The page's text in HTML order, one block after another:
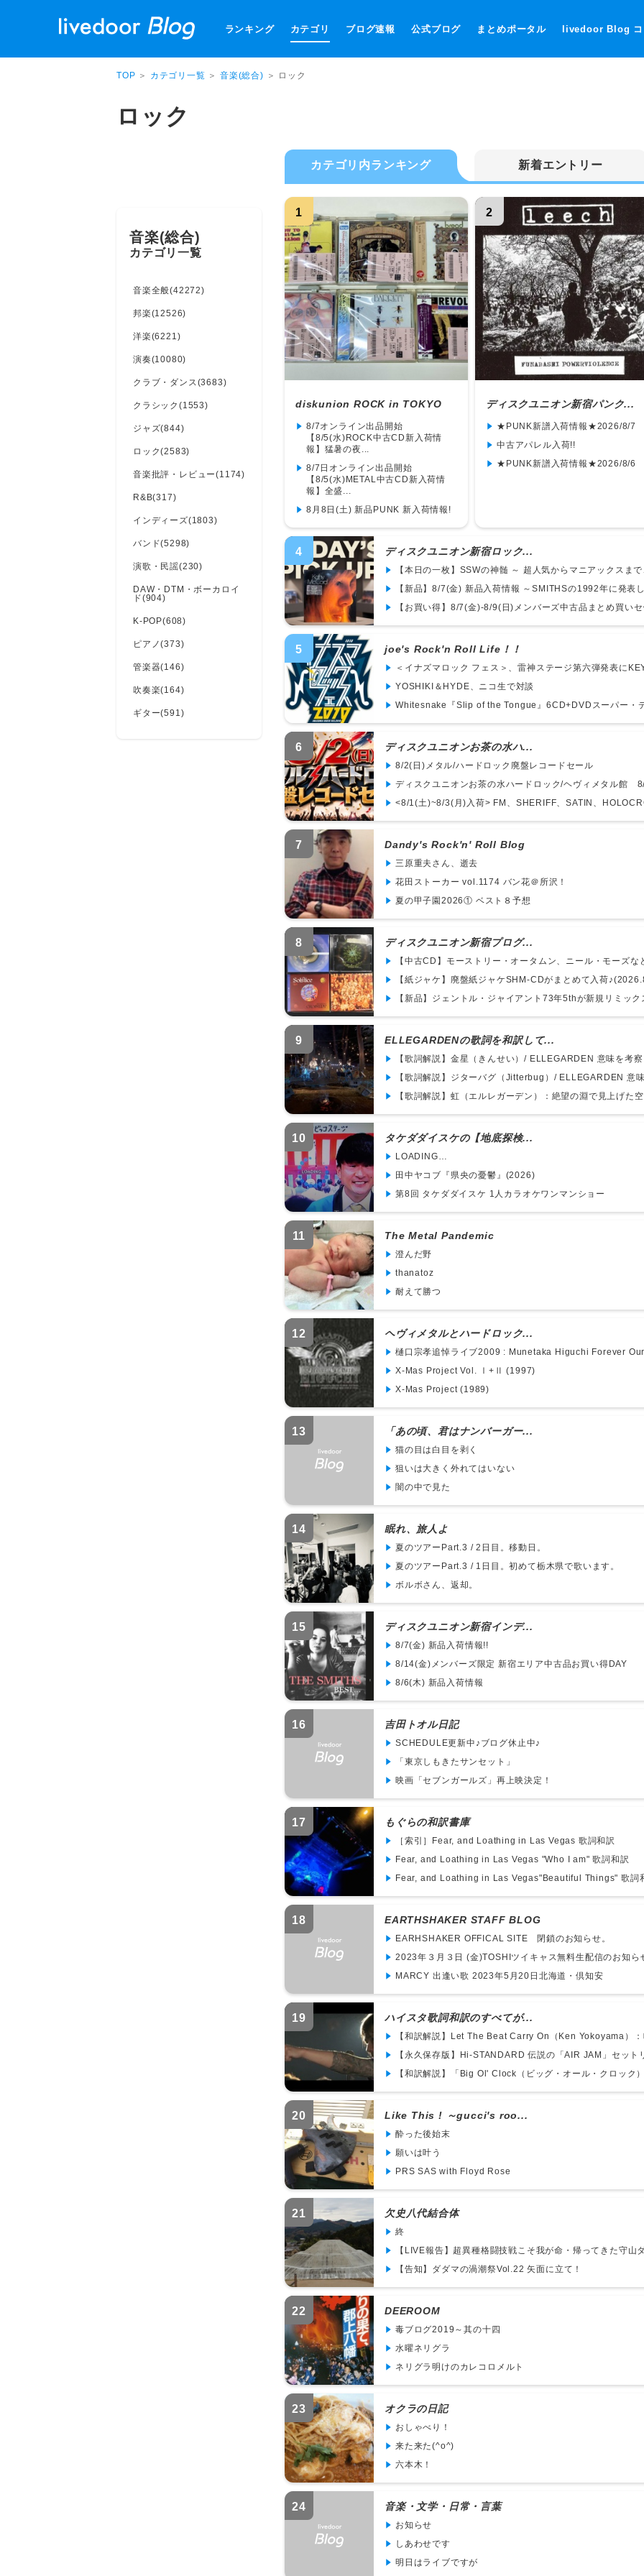
ランキング カテゴリ ブログ速報 公式ブログ まとめポータル livedoor Blog コ
TOP ＞ カテゴリ一覧 ＞音楽(総合) ＞ ロック
ロック
音楽(総合)
カテゴリ一覧
音楽全般(42272)
邦楽(12526)
洋楽(6221)
演奏(10080)
クラブ・ダンス(3683)
クラシック(1553)
ジャズ(844)
ロック(2583)
音楽批評・レビュー(1174)
R&B(317)
インディーズ(1803)
バンド(5298)
演歌・民謡(230)
DAW・DTM・ボーカロイ
ド(904)
K-POP(608)
ピアノ(373)
管楽器(146)
吹奏楽(164)
ギター(591)
カテゴリ内ランキング 新着エントリー
1
diskunion ROCK in TOKYO
8/7オンライン出品開始
【8/5(水)ROCK中古CD新入荷情
報】猛暑の夜...
8/7日オンライン出品開始
【8/5(水)METAL中古CD新入荷情
報】全盛...
8月8日(土) 新品PUNK 新入荷情報!
2
ディスクユニオン新宿パンク...
★PUNK新譜入荷情報★2026/8/7
中古アパレル入荷!!
★PUNK新譜入荷情報★2026/8/6
4 ディスクユニオン新宿ロック...
【本日の一枚】SSWの神髄 ～ 超人気からマニアックスま
【新品】8/7(金) 新品入荷情報 ～SMITHSの1992年に発表
【お買い得】8/7(金)-8/9(日)メンバーズ中古品まとめ買い
5 joe's Rock'n Roll Life！！
＜イナズマロック フェス＞、雷神ステージ第六弾発表に
YOSHIKI＆HYDE、ニコ生で対談
Whitesnake『Slip of the Tongue』6CD+DVDスーパー・
6 ディスクユニオンお茶の水ハ...
8/2(日)メタル/ハードロック廃盤レコードセール
ディスクユニオンお茶の水ハードロック/ヘヴィメタル館
<8/1(土)~8/3(月)入荷> FM、SHERIFF、SATIN、
7 Dandy's Rock'n' Roll Blog
三原重夫さん、逝去
花田ストーカー vol.1174 バン花＠所沢！
夏の甲子園2026① ベスト８予想
8 ディスクユニオン新宿プログ...
【中古CD】モーストリー・オータムン、ニール・モーズな
【紙ジャケ】廃盤紙ジャケSHM-CDがまとめて入荷
【新品】ジェントル・ジャイアント73年5thが新規リミッ
9 ELLEGARDENの歌詞を和訳して...
【歌詞解説】金星（きんせい）/ ELLEGARDEN 意味を考
【歌詞解説】ジターバグ（Jitterbug）/ ELLEGARDEN 意
【歌詞解説】虹（エルレガーデン）：絶望の淵で見上げた
10 タケダダイスケの【地底探検...
LOADING…
田中ヤコブ『県央の憂鬱』(2026)
第8回 タケダダイスケ 1人カラオケワンマンショー
11 The Metal Pandemic
澄んだ野
thanatoz
耐えて勝つ
12 ヘヴィメタルとハードロック...
樋口宗孝追悼ライブ2009 : Munetaka Higuchi Forever
X-Mas Project Vol. Ⅰ+Ⅱ (1997)
X-Mas Project (1989)
13 「あの頃、君はナンバーガー...
猫の目は白目を剥く
狙いは大きく外れてはいない
闇の中で見た
14 眠れ、旅人よ
夏のツアーPart.3 / 2日目。移動日。
夏のツアーPart.3 / 1日目。初めて栃木県で歌います。
ボルボさん、返却。
15 ディスクユニオン新宿インデ...
8/7(金) 新品入荷情報!!
8/14(金)メンバーズ限定 新宿エリア中古品お買い得DAY
8/6(木) 新品入荷情報
16 吉田トオル日記
SCHEDULE更新中♪ブログ休止中♪
「東京しもきたサンセット」
映画「セブンガールズ」再上映決定！
17 もぐらの和訳書庫
［索引］Fear, and Loathing in Las Vegas 歌詞和訳
Fear, and Loathing in Las Vegas "Who I am" 歌詞和訳
Fear, and Loathing in Las Vegas"Beautiful Things" 歌詞
18 EARTHSHAKER STAFF BLOG
EARHSHAKER OFFICAL SITE 閉鎖のお知らせ。
2023年３月３日 (金)TOSHIツイキャス無料生配信のお知ら
MARCY 出逢い歌 2023年5月20日北海道・倶知安
19 ハイスタ歌詞和訳のすべてが...
【和訳解説】Let The Beat Carry On（Ken Yokoyama）
【永久保存版】Hi-STANDARD 伝説の「AIR JAM」セット
【和訳解説】「Big Ol' Clock（ビッグ・オール・クロック
20 Like This ! ～gucci's roo...
酔った後始末
願いは叶う
PRS SAS with Floyd Rose
21 欠史八代結合体
終
【LIVE報告】超異種格闘技戦こそ我が命・帰ってきた守山
【告知】ダダマの渦潮祭Vol.22 矢面に立て！
22 DEEROOM
毒ブログ2019～其の十四
水曜ネリグラ
ネリグラ明けのカレコロメルト
23 オクラの日記
おしゃべり！
来た来た(^o^)
六本木！
24 音楽・文学・日常・言葉
お知らせ
しあわせです
明日はライブですが